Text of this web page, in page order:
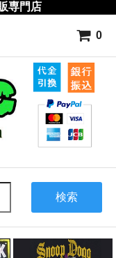
専門店
0
検索